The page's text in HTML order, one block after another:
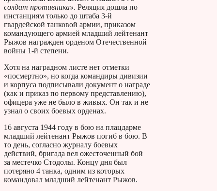
солдат противника». Реляция дошла по
инстанциям только до штаба 3-й
гвардейской танковой армии, приказом
командующего армией младший лейтенант
Рыжов награжден орденом Отечественной
войны 1-й степени.
Хотя на наградном листе нет отметки
«посмертно», но когда командиры дивизии
и корпуса подписывали документ о награде
(как и приказ по первому представлению),
офицера уже не было в живых. Он так и не
узнал о своих боевых орденах.
16 августа 1944 году в бою на плацдарме
младший лейтенант Рыжов погиб в бою. В
то день, согласно журналу боевых
действий, бригада вел ожесточенный бой
за местечко Стодолы. Концу дня был
потеряно 4 танка, одним из которых
командовал младший лейтенант Рыжов.